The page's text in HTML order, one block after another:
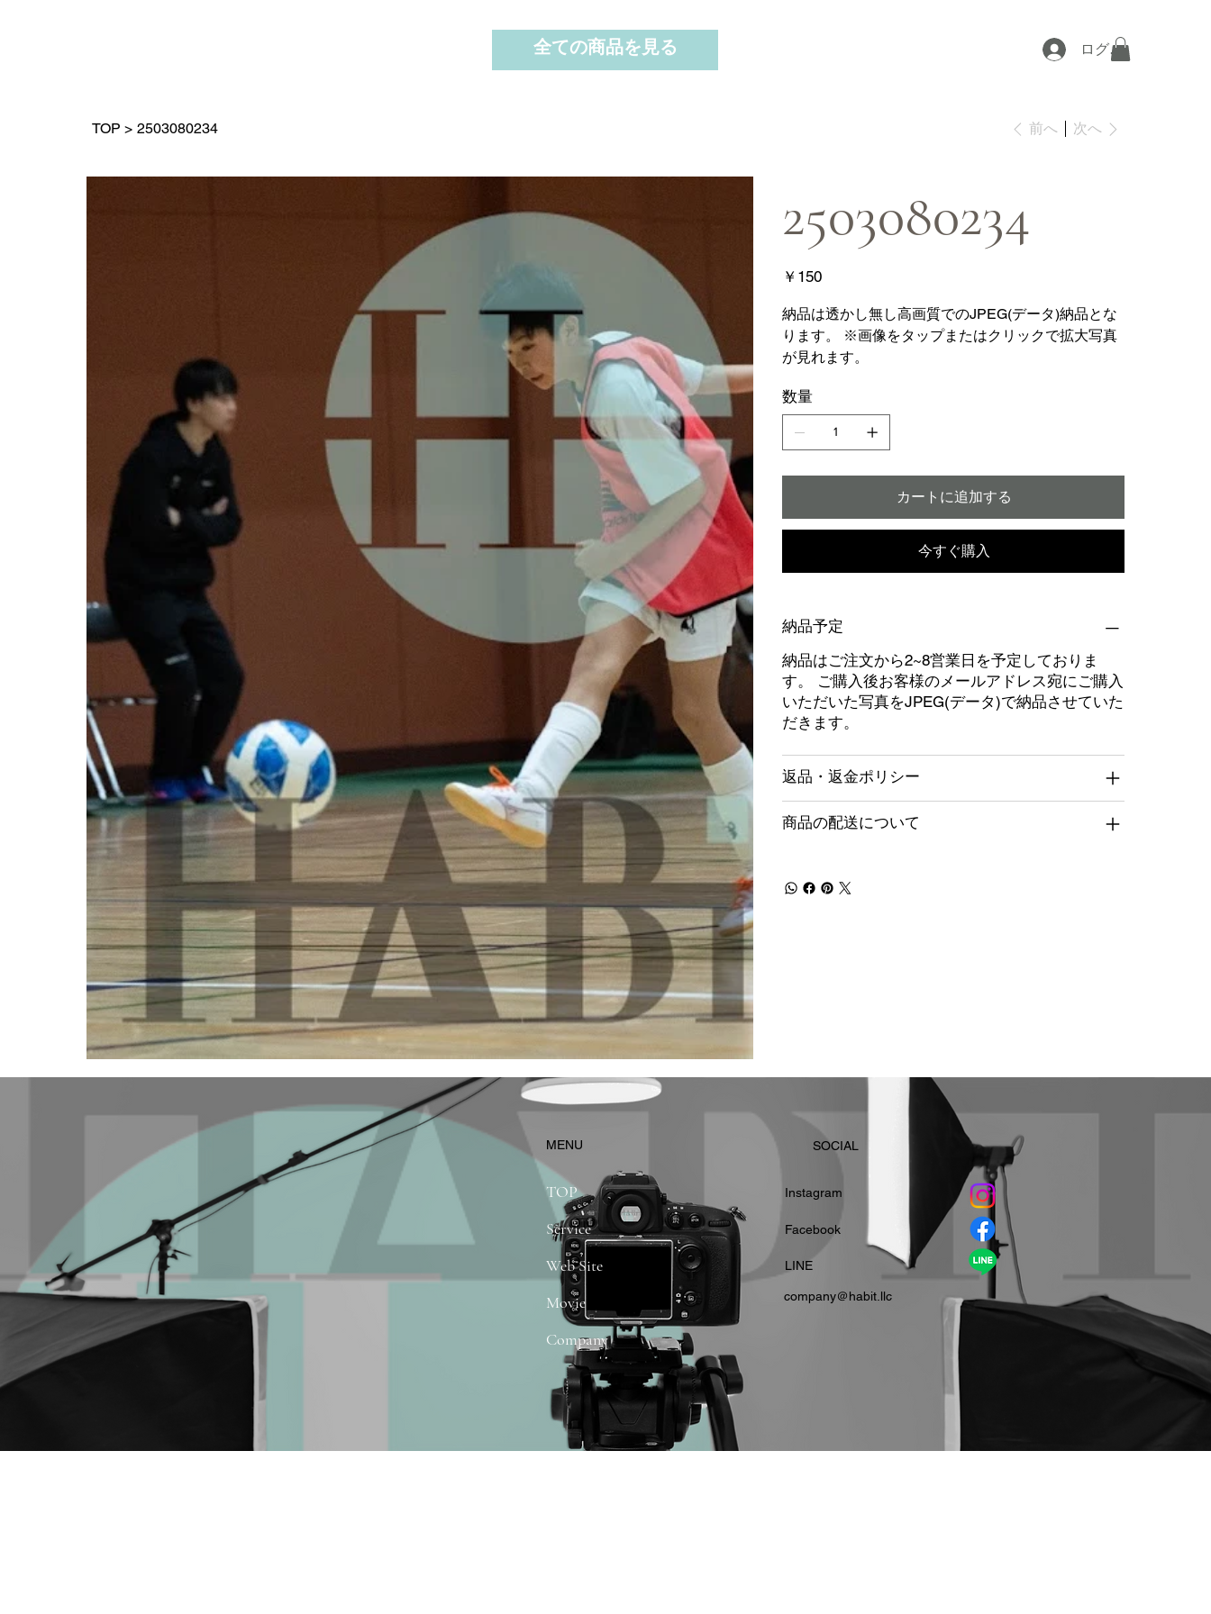
ログイン
全ての商品を見る
TOP > 2503080234 前へ 次へ
2503080234
価
格
￥150
納品は透かし無し高画質でのJPEG(データ)納品とな
ります。 ※画像をタップまたはクリックで拡大写真
が見れます。
数量
カートに追加する
今すぐ購入
納品予定
納品はご注文から2~8営業日を予定しておりま
す。 ご購入後お客様のメールアドレス宛にご購入
いただいた写真をJPEG(データ)で納品させていた
だきます。
返品・返金ポリシー
商品の配送について
​MENU
TOP
Service
Web Site
Movie
Company
​SOCIAL
Instagram
​Facebook
​LINE
company＠habit.llc